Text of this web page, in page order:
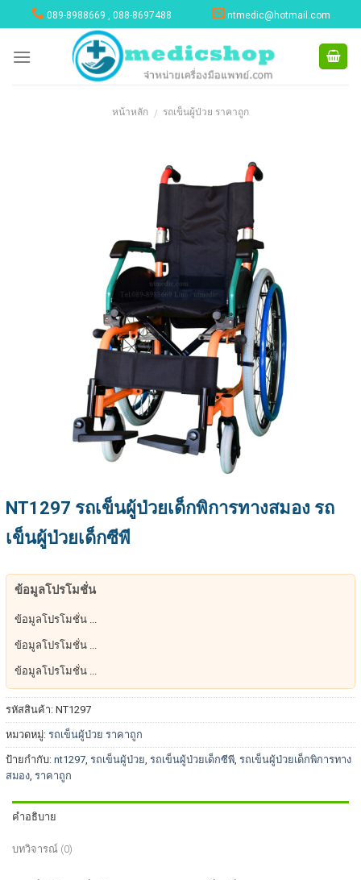
to
content
089-8988669 , 088-8697488 ntmedic@hotmail.com
หน้าหลัก / รถเข็นผู้ป่วย ราคาถูก
NT1297 รถเข็นผู้ป่วยเด็กพิการทางสมอง รถ
เข็นผู้ป่วยเด็กซีพี
ข้อมูลโปรโมชั่น
ข้อมูลโปรโมชั่น ...
ข้อมูลโปรโมชั่น ...
ข้อมูลโปรโมชั่น ...
รหัสสินค้า: NT1297
หมวดหมู่: รถเข็นผู้ป่วย ราคาถูก
ป้ายกำกับ: nt1297, รถเข็นผู้ป่วย, รถเข็นผู้ป่วยเด็กซีพี, รถเข็นผู้ป่วยเด็กพิการทาง
สมอง, ราคาถูก
คำอธิบาย
บทวิจารณ์ (0)